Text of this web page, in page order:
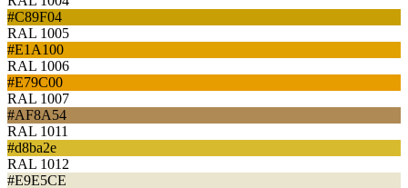
#C89F04
RAL 1005
#E1A100
RAL 1006
#E79C00
RAL 1007
#AF8A54
RAL 1011
#d8ba2e
RAL 1012
#E9E5CE